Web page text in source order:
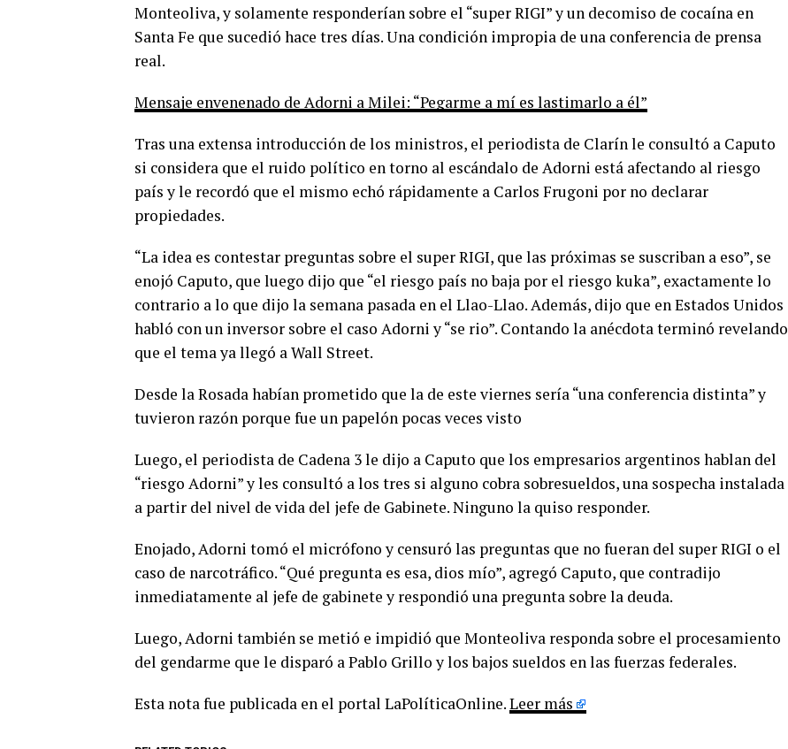
Monteoliva, y solamente responderían sobre el “super RIGI” y un decomiso de cocaína en
Santa Fe que sucedió hace tres días. Una condición impropia de una conferencia de prensa
real.
Mensaje envenenado de Adorni a Milei: “Pegarme a mí es lastimarlo a él”
Tras una extensa introducción de los ministros, el periodista de Clarín le consultó a Caputo
si considera que el ruido político en torno al escándalo de Adorni está afectando al riesgo
país y le recordó que el mismo echó rápidamente a Carlos Frugoni por no declarar
propiedades.
“La idea es contestar preguntas sobre el super RIGI, que las próximas se suscriban a eso”, se
enojó Caputo, que luego dijo que “el riesgo país no baja por el riesgo kuka”, exactamente lo
contrario a lo que dijo la semana pasada en el Llao-Llao. Además, dijo que en Estados Unidos
habló con un inversor sobre el caso Adorni y “se rio”. Contando la anécdota terminó revelando
que el tema ya llegó a Wall Street.
Desde la Rosada habían prometido que la de este viernes sería “una conferencia distinta” y
tuvieron razón porque fue un papelón pocas veces visto
Luego, el periodista de Cadena 3 le dijo a Caputo que los empresarios argentinos hablan del
“riesgo Adorni” y les consultó a los tres si alguno cobra sobresueldos, una sospecha instalada
a partir del nivel de vida del jefe de Gabinete. Ninguno la quiso responder.
Enojado, Adorni tomó el micrófono y censuró las preguntas que no fueran del super RIGI o el
caso de narcotráfico. “Qué pregunta es esa, dios mío”, agregó Caputo, que contradijo
inmediatamente al jefe de gabinete y respondió una pregunta sobre la deuda.
Luego, Adorni también se metió e impidió que Monteoliva responda sobre el procesamiento
del gendarme que le disparó a Pablo Grillo y los bajos sueldos en las fuerzas federales.
Esta nota fue publicada en el portal LaPolíticaOnline.Leer más